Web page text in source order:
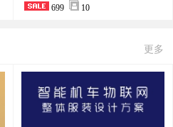
功能收纳设计
699 10
更多